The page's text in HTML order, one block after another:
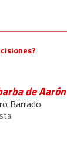
de Aarón
Barrado